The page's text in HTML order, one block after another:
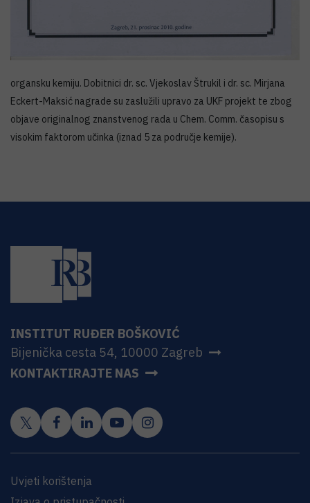
organsku kemiju. Dobitnici dr. sc. Vjekoslav Štrukil i dr. sc. Mirjana
Eckert-Maksić nagrade su zaslužili upravo za UKF projekt te zbog
objave originalnog znanstvenog rada u Chem. Comm. časopisu s
visokim faktorom učinka (iznad 5 za područje kemije).
INSTITUT RUĐER BOŠKOVIĆ
Bijenička cesta 54, 10000 Zagreb
KONTAKTIRAJTE NAS
Uvjeti korištenja